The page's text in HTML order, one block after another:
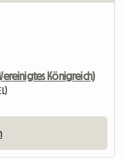
Königreich)